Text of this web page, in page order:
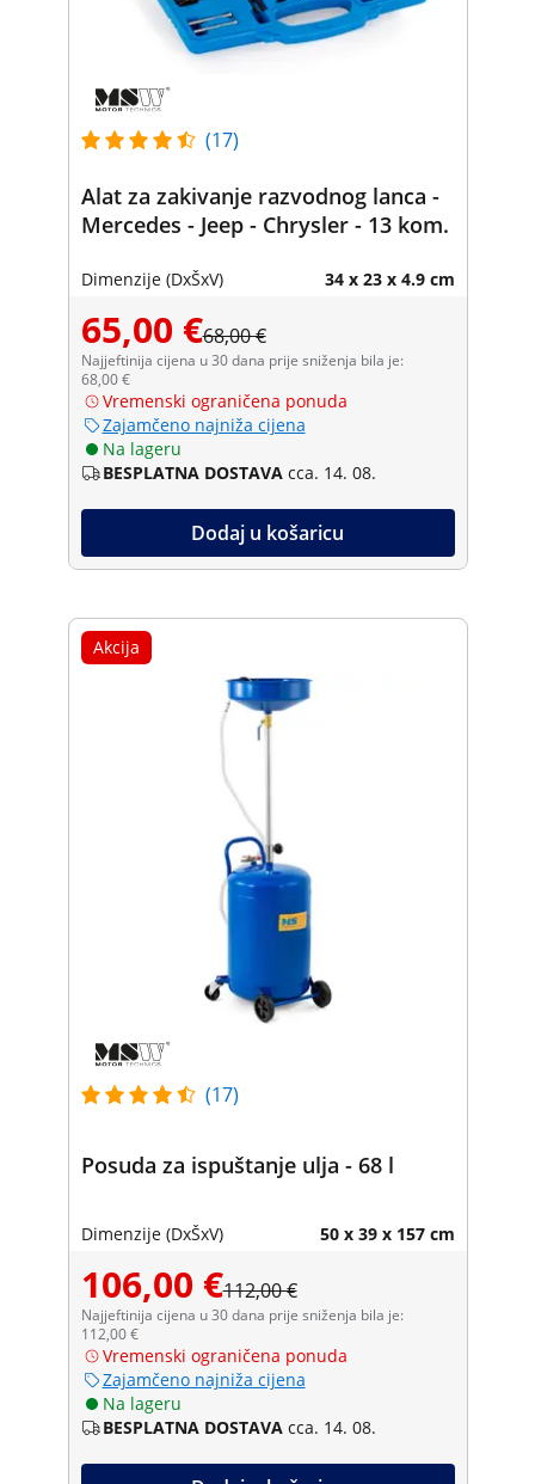
(17)
Alat za zakivanje razvodnog lanca -
Mercedes - Jeep - Chrysler - 13 kom.
Dimenzije (DxŠxV) 34 x 23 x 4.9 cm
65,00 €68,00 €
Najjeftinija cijena u 30 dana prije sniženja bila je:
68,00 €
Vremenski ograničena ponuda
Zajamčeno najniža cijena
Na lageru
BESPLATNA DOSTAVA cca. 14. 08.
Dodaj u košaricu
Akcija
(17)
Posuda za ispuštanje ulja - 68 l
Dimenzije (DxŠxV) 50 x 39 x 157 cm
106,00 €112,00 €
Najjeftinija cijena u 30 dana prije sniženja bila je:
112,00 €
Vremenski ograničena ponuda
Zajamčeno najniža cijena
Na lageru
BESPLATNA DOSTAVA cca. 14. 08.